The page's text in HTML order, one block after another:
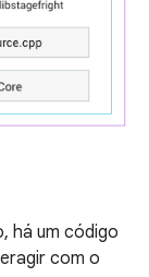
há um código
com o